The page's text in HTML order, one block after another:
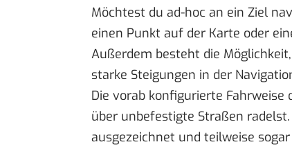
Möchtest du ad-hoc an ein Ziel
einen Punkt auf der Karte oder
Außerdem besteht die
starke Steigungen in der
Die vorab konfigurierte
über unbefestigte Straßen
ausgezeichnet und teilweise